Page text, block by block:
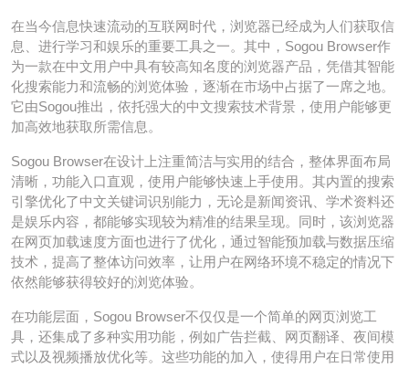
在当今信息快速流动的互联网时代，浏览器已经成为人们获取信
息、进行学习和娱乐的重要工具之一。其中，Sogou Browser作
为一款在中文用户中具有较高知名度的浏览器产品，凭借其智能
化搜索能力和流畅的浏览体验，逐渐在市场中占据了一席之地。
它由Sogou推出，依托强大的中文搜索技术背景，使用户能够更
加高效地获取所需信息。
Sogou Browser在设计上注重简洁与实用的结合，整体界面布局
清晰，功能入口直观，使用户能够快速上手使用。其内置的搜索
引擎优化了中文关键词识别能力，无论是新闻资讯、学术资料还
是娱乐内容，都能够实现较为精准的结果呈现。同时，该浏览器
在网页加载速度方面也进行了优化，通过智能预加载与数据压缩
技术，提高了整体访问效率，让用户在网络环境不稳定的情况下
依然能够获得较好的浏览体验。
在功能层面，Sogou Browser不仅仅是一个简单的网页浏览工
具，还集成了多种实用功能，例如广告拦截、网页翻译、夜间模
式以及视频播放优化等。这些功能的加入，使得用户在日常使用